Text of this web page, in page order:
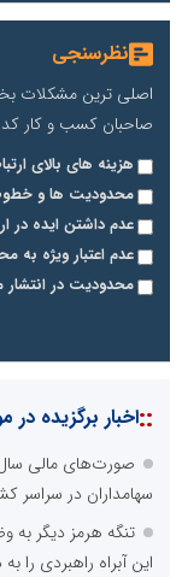
نظرسنجی
اصلی ترین مشکلات
صاحبان کسب و کار
هزینه های بالای
محدودیت ها و
عدم داشتن ایده در
عدم اعتبار ویژه به
محدودیت در انتشار
::اخبار برگزیده
سهامداران در سراسر
تنگه هرمز دیگر
این آبراه راهبردی